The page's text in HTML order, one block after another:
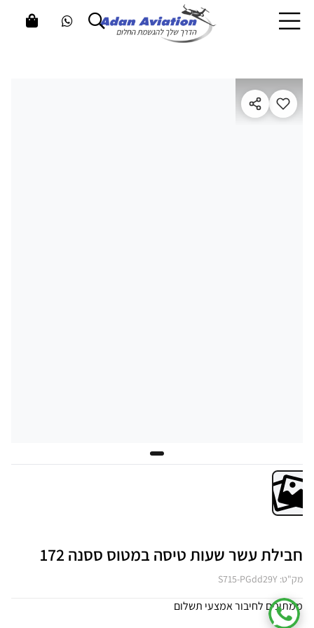
חבילת עשר שעות טיסה במטוס ססנה 172
מק"ט: S715-PGdd29Y
ממתינים לחיבור אמצעי תשלום